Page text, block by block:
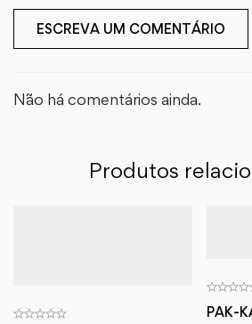
ESCREVA UM COMENTÁRIO
Não há comentários ainda.
Produtos
PAK-